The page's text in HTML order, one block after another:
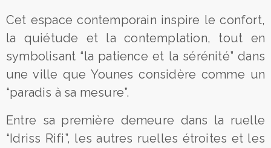
Cet espace contemporain inspire le confort,
la quiétude et la contemplation, tout en
symbolisant “la patience et la sérénité” dans
une ville que Younes considère comme un
“paradis à sa mesure”.
Entre sa première demeure dans la ruelle
“Idriss Rifi”, les autres ruelles étroites et les